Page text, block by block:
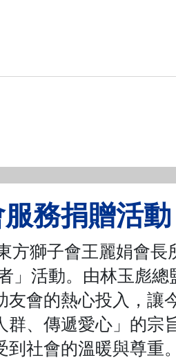
務捐贈活動
方獅子會王麗娟會
」活動。由林玉彪
會的熱心投入，讓
、傳遞愛心」的宗
社會的溫暖與尊重。